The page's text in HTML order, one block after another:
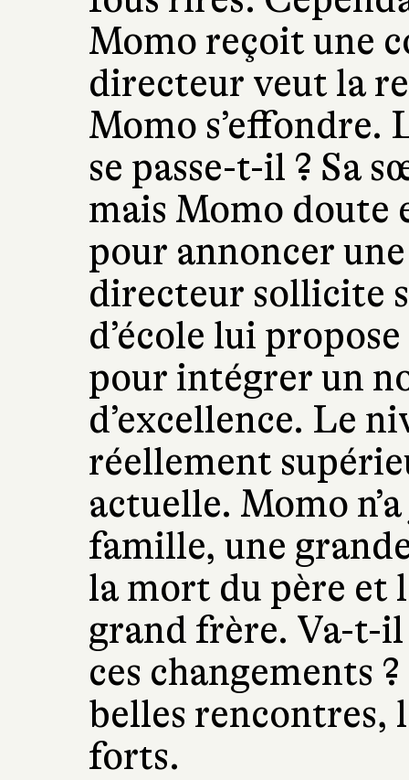
Momo reçoit une
directeur veut la
Momo s’effondre.
se passe-t-il ? Sa
mais Momo doute
pour annoncer
directeur sollicite
d’école lui
pour intégrer un
d’excellence. Le
réellement
actuelle. Momo
famille, une
la mort du père et
grand frère. Va-t-
ces changements
belles rencontres,
forts.